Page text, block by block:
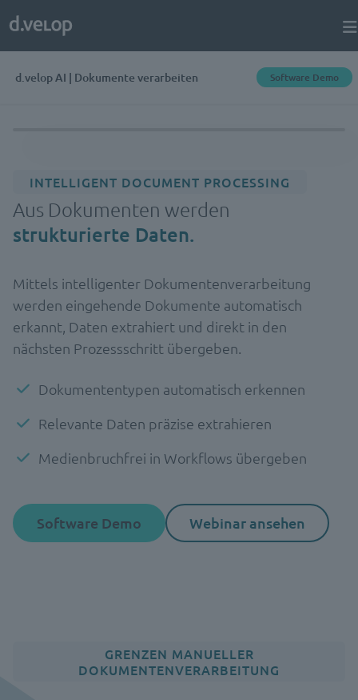
d.velop AI | Dokumente verarbeiten Software Demo
INTELLIGENT DOCUMENT PROCESSING
Aus Dokumenten werden
strukturierte Daten.
Mittels intelligenter Dokumentenverarbeitung
werden eingehende Dokumente automatisch
erkannt, Daten extrahiert und direkt in den
nächsten Prozessschritt übergeben.
Dokumententypen automatisch erkennen
Relevante Daten präzise extrahieren
Medienbruchfrei in Workflows übergeben
Software Demo Webinar ansehen
GRENZEN MANUELLER
DOKUMENTENVERARBEITUNG